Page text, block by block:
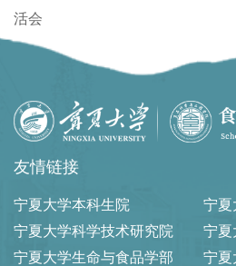
活会
友情链接
宁夏大学本科生院
宁夏
宁夏大学科学技术研究院
宁夏
宁夏大学生命与食品学部
宁夏